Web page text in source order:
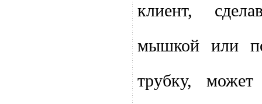
клиент,
мышкой или
трубку,